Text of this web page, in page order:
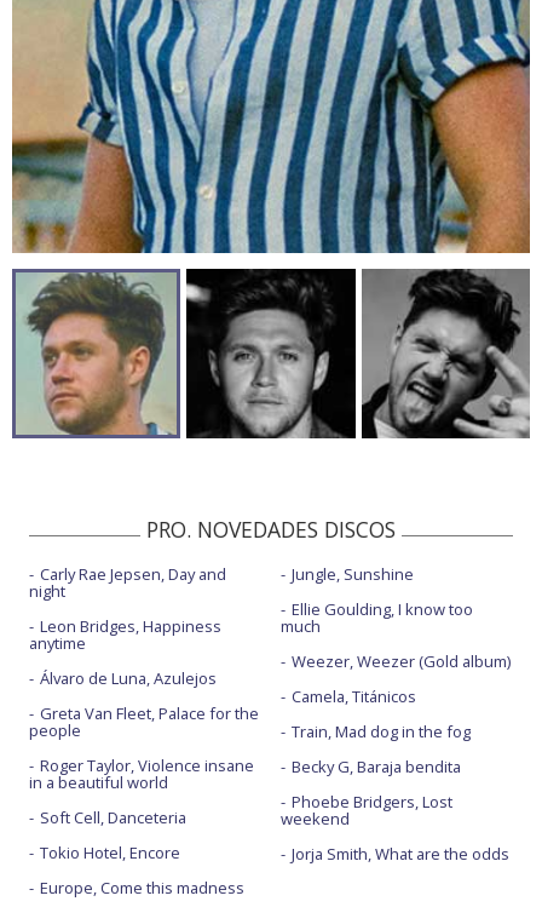
PRO. NOVEDADES DISCOS
Carly Rae Jepsen, Day and
night
Leon Bridges, Happiness
anytime
Álvaro de Luna, Azulejos
Greta Van Fleet, Palace for the
people
Roger Taylor, Violence insane
in a beautiful world
Soft Cell, Danceteria
Tokio Hotel, Encore
Europe, Come this madness
Jungle, Sunshine
Ellie Goulding, I know too
much
Weezer, Weezer (Gold album)
Camela, Titánicos
Train, Mad dog in the fog
Becky G, Baraja bendita
Phoebe Bridgers, Lost
weekend
Jorja Smith, What are the odds